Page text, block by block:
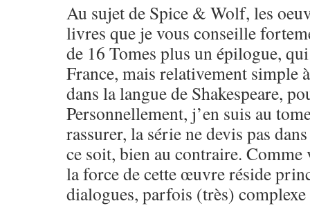
Au sujet de Spice & Wolf, les
livres que je vous conseille
de 16 Tomes plus un épilogue,
France, mais relativement simple
dans la langue de Shakespeare,
Personnellement, j’en suis au
rassurer, la série ne devis pas
ce soit, bien au contraire. Comme
la force de cette œuvre réside
dialogues, parfois (très)